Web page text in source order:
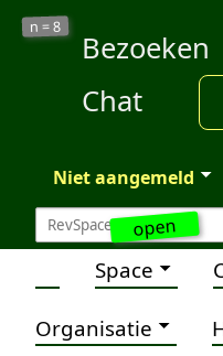
open
n =8
Bezoeken
Chat
Niet aangemeld
Space
Organisatie